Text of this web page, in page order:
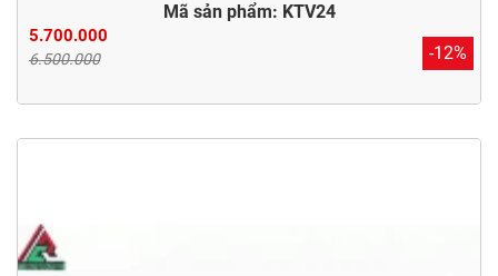
Mã sản phẩm: KTV24
5.700.000
6.500.000 -12%